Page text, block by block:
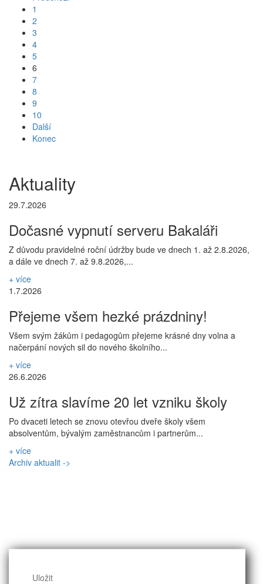
1
2
3
4
5
6
7
8
9
10
Další
Konec
Aktuality
29.7.2026
Dočasné vypnutí serveru Bakaláři
Z důvodu pravidelné roční údržby bude ve dnech 1. až 2.8.2026,
a dále ve dnech 7. až 9.8.2026,...
+ více
1.7.2026
Přejeme všem hezké prázdniny!
Všem svým žákům i pedagogům přejeme krásné dny volna a
načerpání nových sil do nového školního...
+ více
26.6.2026
Už zítra slavíme 20 let vzniku školy
Po dvaceti letech se znovu otevřou dveře školy všem
absolventům, bývalým zaměstnancům i partnerům...
+ více
Archiv aktualit ->
Uložit